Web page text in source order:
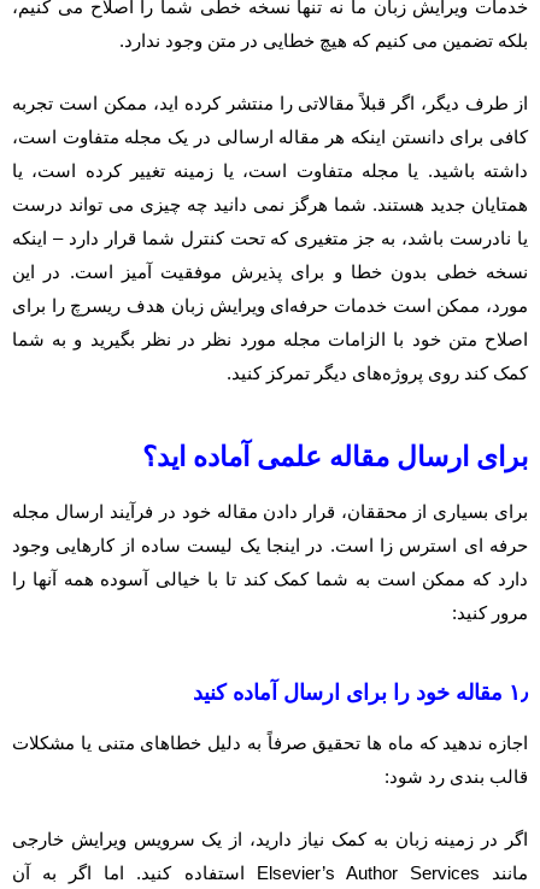
خدمات ویرایش زبان ما نه تنها نسخه خطی شما را اصلاح می کنیم،
بلکه تضمین می کنیم که هیچ خطایی در متن وجود ندارد.
از طرف دیگر، اگر قبلاً مقالاتی را منتشر کرده اید، ممکن است تجربه
کافی برای دانستن اینکه هر مقاله ارسالی در یک مجله متفاوت است،
داشته باشید. یا مجله متفاوت است، یا زمینه تغییر کرده است، یا
همتایان جدید هستند. شما هرگز نمی دانید چه چیزی می تواند درست
یا نادرست باشد، به جز متغیری که تحت کنترل شما قرار دارد – اینکه
نسخه خطی بدون خطا و برای پذیرش موفقیت آمیز است. در این
مورد، ممکن است خدمات حرفه‌ای ویرایش زبان هدف ریسرچ را برای
اصلاح متن خود با الزامات مجله مورد نظر در نظر بگیرید و به شما
کمک کند روی پروژه‌های دیگر تمرکز کنید.
برای ارسال مقاله علمی آماده اید؟
برای بسیاری از محققان، قرار دادن مقاله خود در فرآیند ارسال مجله
حرفه ای استرس زا است. در اینجا یک لیست ساده از کارهایی وجود
دارد که ممکن است به شما کمک کند تا با خیالی آسوده همه آنها را
مرور کنید:
۱٫ مقاله خود را برای ارسال آماده کنید
اجازه ندهید که ماه ها تحقیق صرفاً به دلیل خطاهای متنی یا مشکلات
قالب بندی رد شود:
اگر در زمینه زبان به کمک نیاز دارید، از یک سرویس ویرایش خارجی
مانند Elsevier’s Author Services استفاده کنید. اما اگر به آن